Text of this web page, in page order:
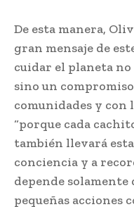
De esta manera,
gran mensaje de
cuidar el planeta no
sino un
comunidades y con
“porque cada
también llevará
conciencia y a
depende solamente
pequeñas acciones